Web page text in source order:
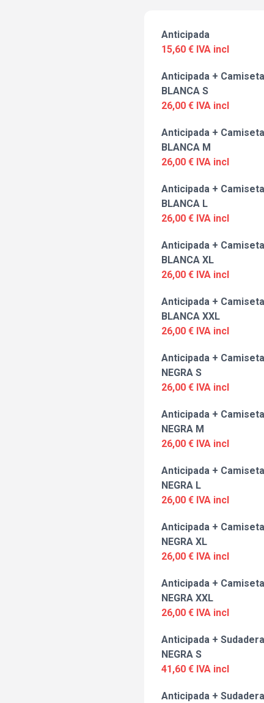
Anticipada
15,60 € IVA incl
Anticipada +
BLANCA S
26,00 € IVA incl
Anticipada +
BLANCA M
26,00 € IVA incl
Anticipada +
BLANCA L
26,00 € IVA incl
Anticipada +
BLANCA XL
26,00 € IVA incl
Anticipada +
BLANCA XXL
26,00 € IVA incl
Anticipada +
NEGRA S
26,00 € IVA incl
Anticipada +
NEGRA M
26,00 € IVA incl
Anticipada +
NEGRA L
26,00 € IVA incl
Anticipada +
NEGRA XL
26,00 € IVA incl
Anticipada +
NEGRA XXL
26,00 € IVA incl
Anticipada +
NEGRA S
41,60 € IVA incl
Anticipada +